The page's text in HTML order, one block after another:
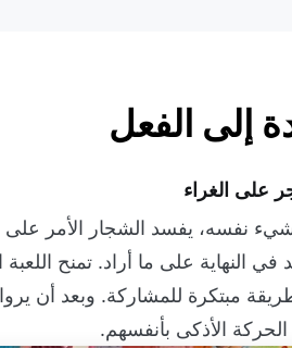
إلى الفعل
على الغراء
نفسه، يفسد الشجار الأمر على
النهاية على ما أراد. تمنح
مبتكرة للمشاركة. وبعد أن يروا
الأذكى بأنفسهم.